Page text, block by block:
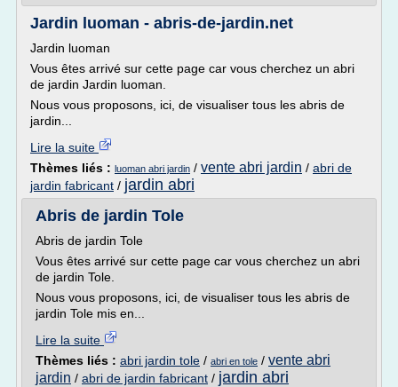
Jardin luoman - abris-de-jardin.net
Jardin luoman
Vous êtes arrivé sur cette page car vous cherchez un abri
de jardin Jardin luoman.
Nous vous proposons, ici, de visualiser tous les abris de
jardin...
Lire la suite
Thèmes liés : luoman abri jardin / vente abri jardin / abri de
jardin fabricant / jardin abri
Abris de jardin Tole
Abris de jardin Tole
Vous êtes arrivé sur cette page car vous cherchez un abri
de jardin Tole.
Nous vous proposons, ici, de visualiser tous les abris de
jardin Tole mis en...
Lire la suite
Thèmes liés : abri jardin tole / abri en tole / vente abri
jardin / abri de jardin fabricant / jardin abri